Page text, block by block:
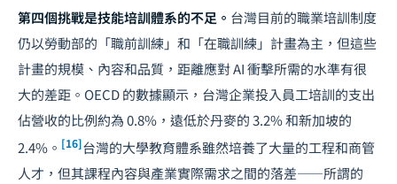
第四個挑戰是技能培訓體系的不足。 台灣目前的職業培訓制度
仍以勞動部的「職前訓練」和「在職訓練」計畫為主，但這些
計畫的規模、內容和品質，距離應對 AI 衝擊所需的水準有很
大的差距。OECD 的數據顯示，台灣企業投入員工培訓的支出
佔營收的比例約為 0.8%，遠低於丹麥的 3.2% 和新加坡的
2.4%。 [16]台灣的大學教育體系雖然培養了大量的工程和商管
人才，但其課程內容與產業實際需求之間的落差——所謂的